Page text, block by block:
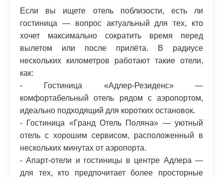
Если вы ищете отель поблизости, есть ли
гостиница — вопрос актуальный для тех, кто
хочет максимально сократить время перед
вылетом или после прилёта. В радиусе
нескольких километров работают такие отели,
как:
- Гостиница «Адлер-Резиденс» —
комфортабельный отель рядом с аэропортом,
идеально подходящий для коротких остановок.
- Гостиница «Гранд Отель Поляна» — уютный
отель с хорошим сервисом, расположенный в
нескольких минутах от аэропорта.
- Апарт-отели и гостиницы в центре Адлера —
для тех, кто предпочитает более просторные